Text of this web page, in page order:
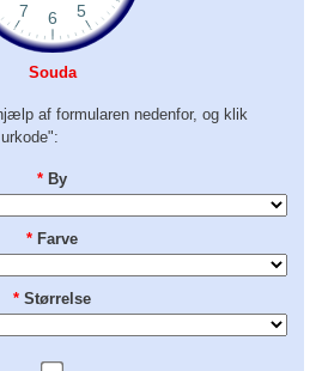
Souda
af formularen nedenfor, og klik
* By
* Farve
* Størrelse